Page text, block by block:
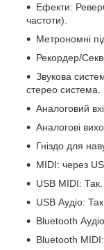
Ефекти:
частоти).
Метрономні
Рекордер/
Звукова
стерео система.
Аналоговий
Аналогові
Гніздо для
MIDI: через
USB MIDI: Так.
USB Аудіо: Так.
Bluetooth
Bluetooth MIDI: